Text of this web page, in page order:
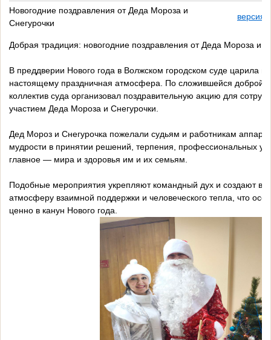
Новогодние поздравления от Деда Мороза и
Снегурочки
версия
Добрая традиция: новогодние поздравления от Деда Мороза и
В преддверии Нового года в Волжском городском суде царила
настоящему праздничная атмосфера. По сложившейся доброй
коллектив суда организовал поздравительную акцию для
участием Деда Мороза и Снегурочки.
Дед Мороз и Снегурочка пожелали судьям и работникам
мудрости в принятии решений, терпения, профессиональных
главное — мира и здоровья им и их семьям.
Подобные мероприятия укрепляют командный дух и создают в
атмосферу взаимной поддержки и человеческого тепла, что
ценно в канун Нового года.